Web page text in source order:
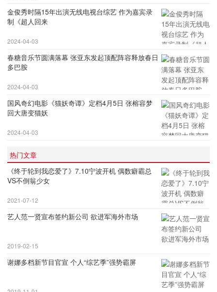
金俊秀时隔15年出演无线电视台综艺 作为嘉宾录
制《超人回来
2024-04-03
春糖音乐节圆满落幕 张亚东发起顶配阵容释放春日
多巴胺
2024-04-03
国风奇幻电影《猫妖奇谭》定档4月5日 张榕容梦
回大唐变猫妖
2024-04-03
热门文章
《终于轮到我恋爱了》7.10宁波开机 偶数癖霸总
VS不倒翁少女
2021-07-12
艺人范一贤宣布签约新公司 欲进军海外市场
2019-02-15
谢娜多档新节目官宣 个人“综艺季”强势霸屏